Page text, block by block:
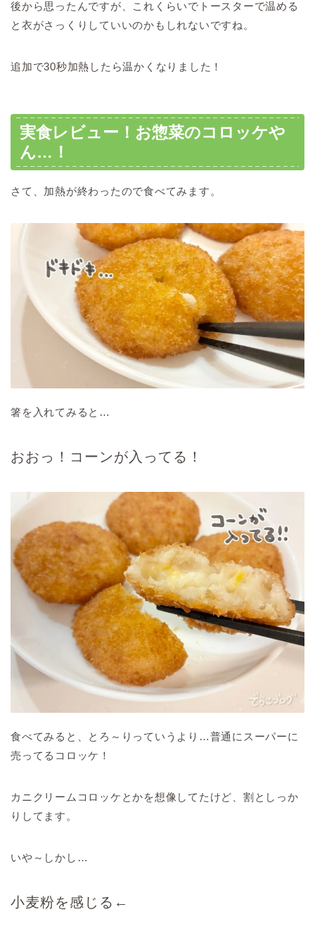
後から思ったんですが、これくらいでトースターで温める
と衣がさっくりしていいのかもしれないですね。
追加で30秒加熱したら温かくなりました！
実食レビュー！お惣菜のコロッケや
ん…！
さて、加熱が終わったので食べてみます。
箸を入れてみると…
おおっ！コーンが入ってる！
食べてみると、とろ～りっていうより…普通にスーパーに
売ってるコロッケ！
カニクリームコロッケとかを想像してたけど、割としっか
りしてます。
いや～しかし…
小麦粉を感じる←